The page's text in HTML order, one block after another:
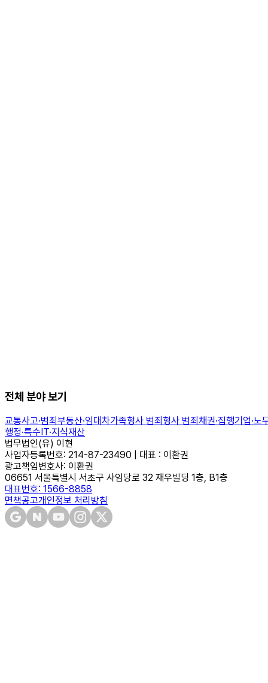
등기도, 경매도
실무팀이 내부에 있어, 따로 알아보실 필요 없어요
전체 분야 보기
교통사고·범죄 부동산·임대차가족형사 범죄 형사 범죄 채권·집행기업·노
행정·특수IT·지식재산
법무법인(유) 이현
사업자등록번호: 214-87-23490 | 대표 : 이환권
광고책임변호사: 이환권
06651 서울특별시 서초구 사임당로 32 재우빌딩 1층, B1층
대표번호: 1566-8858
면책공고개인정보 처리방침